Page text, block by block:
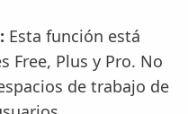
Esta función está
Free, Plus y Pro. No
de trabajo de